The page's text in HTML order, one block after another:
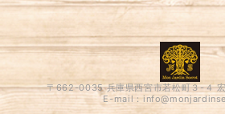
〒662-0035 兵庫県西宮市若松町３-４
E-mail：